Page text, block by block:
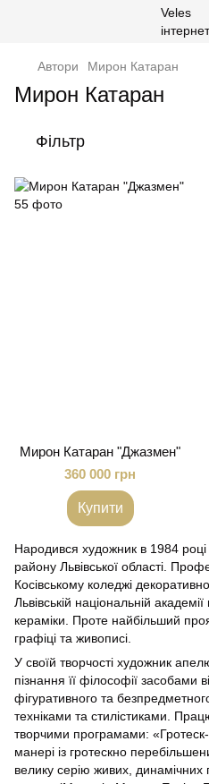
Автори Мирон Катаран
Мирон Катаран
Фільтр
Мирон Катаран "Джазмен"
360 000 грн
Купити
Народився художник в 1984 році
району Львівської області.
Косівському коледжі
Львівській національній
кераміки. Проте найбільший
графіці та живописі.
У своїй творчості художник
пізнання її філософії засобами
фігуративного та
техніками та стилістиками.
творчими програмами: «Гротеск-
манері із гротескно
велику серію живих, динамічних